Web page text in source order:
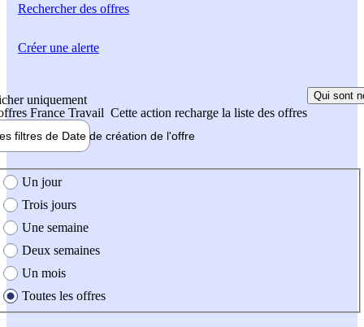
Rechercherdes offres
uniquement
France Travail Cette action recharge la liste des offres
Qui sont
filtres de Date de création de l'offre
création de l'offre
Un jour
Trois jours
Une semaine
Deux semaines
Un mois
Toutes les offres
Créer une alerte